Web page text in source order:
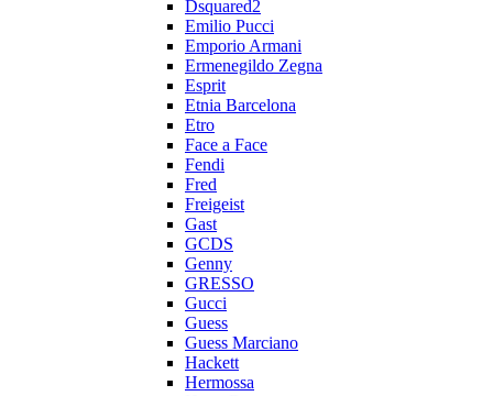
Dsquared2
Emilio Pucci
Emporio Armani
Ermenegildo Zegna
Esprit
Etnia Barcelona
Etro
Face a Face
Fendi
Fred
Freigeist
Gast
GCDS
Genny
GRESSO
Gucci
Guess
Guess Marciano
Hackett
Hermossa